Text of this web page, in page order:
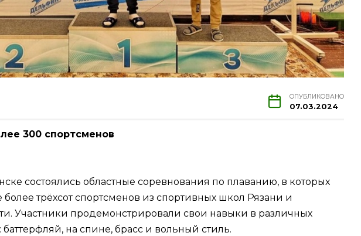
ОПУБЛИКОВАНО
07.03.2024
300 спортсменов
состоялись областные соревнования по плаванию, в которых
более трёхсот спортсменов из спортивных школ Рязани и
Участники продемонстрировали свои навыки в различных
баттерфляй, на спине, брасс и вольный стиль.